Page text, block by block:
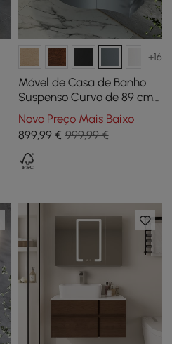
+16
Móvel de Casa de Banho
Suspenso Curvo de 89 cm
com Lavatório e
Arrumação
Novo Preço Mais Baixo
899,99€ 999,99 €